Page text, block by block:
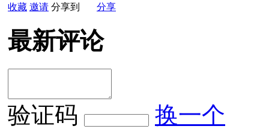
收藏 邀请 分享到 分享
最新评论
验证码 换一个